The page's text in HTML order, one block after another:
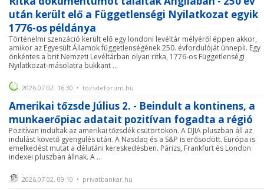
után került elő a Függetlenségi Nyilatkozat egyik
1776-os példánya
Történelmi szenzáció került elő egy londoni levéltár mélyéről éppen akkor,
amikor az Egyesült Államok függetlenségének 250. évfordulóját ünnepli. Egy
önkéntes a brit Nemzeti Levéltárban olyan ritka, 1776-os Függetlenségi
Nyilatkozat-másolatra bukkant ...
2026.07.02. 16:30 • tozsdeforum.hu
Amerikai tőzsde Július 2. - Beindult a kontinens, a
munkaerőpiac adatait pozitívan fogadta a régió
Pozitívan indultak az amerikai tőzsdék csütörtökön. A DJIA pluszban áll az
indulást követő gyengülés után. A Nasdaq és a S&P is erősödött. Európa is
emelkedést mutat a délutáni kereskedésben. Párizs, Frankfurt és London
indexei pluszban állnak. A ...
2026.07.02. 09:10 • privatbankar.hu